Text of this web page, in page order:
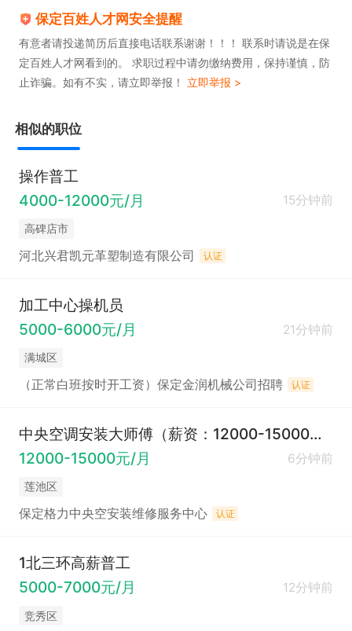
保定百姓人才网安全提醒
有意者请投递简历后直接电话联系谢谢！！！ 联系时请说是在保
定百姓人才网看到的。 求职过程中请勿缴纳费用，保持谨慎，防
止诈骗。如有不实，请立即举报！ 立即举报 >
相似的职位
操作普工
4000-12000元/月
15分钟前
高碑店市
河北兴君凯元革塑制造有限公司 认证
加工中心操机员
5000-6000元/月
21分钟前
满城区
（正常白班按时开工资）保定金润机械公司招聘 认证
中央空调安装大师傅（薪资：12000-15000元）提供
12000-15000元/月
6分钟前
莲池区
保定格力中央空安装维修服务中心 认证
1北三环高薪普工
5000-7000元/月
12分钟前
竞秀区